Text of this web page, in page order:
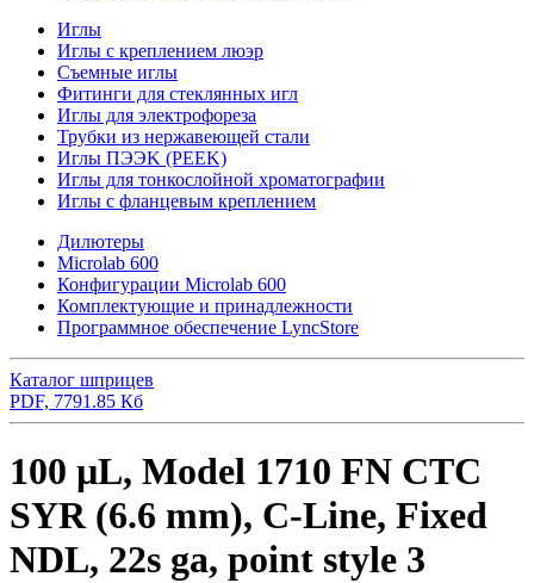
Иглы
Иглы с креплением люэр
Съемные иглы
Фитинги для стеклянных игл
Иглы для электрофореза
Трубки из нержавеющей стали
Иглы ПЭЭK (PEEK)
Иглы для тонкослойной хроматографии
Иглы с фланцевым креплением
Дилютеры
Microlab 600
Конфигурации Microlab 600
Комплектующие и принадлежности
Программное обеспечение LyncStore
Каталог шприцев
PDF, 7791.85 Кб
100 µL, Model 1710 FN CTC
SYR (6.6 mm), C-Line, Fixed
NDL, 22s ga, point style 3